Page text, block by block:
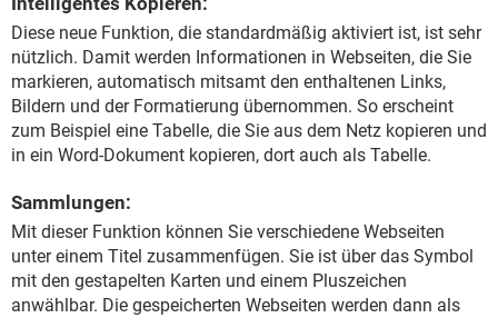
Diese neue Funktion, die standardmäßig aktiviert ist, ist sehr
nützlich. Damit werden Informationen in Webseiten, die Sie
markieren, automatisch mitsamt den enthaltenen Links,
Bildern und der Formatierung übernommen. So erscheint
zum Beispiel eine Tabelle, die Sie aus dem Netz kopieren und
in ein Word-Dokument kopieren, dort auch als Tabelle.
Sammlungen:
Mit dieser Funktion können Sie verschiedene Webseiten
unter einem Titel zusammenfügen. Sie ist über das Symbol
mit den gestapelten Karten und einem Pluszeichen
anwählbar. Die gespeicherten Webseiten werden dann als